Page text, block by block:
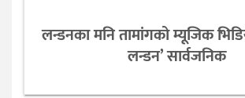
लन्डनका मनि तामांगको म्यूजिक
लन्डन’ सार्वजनिक